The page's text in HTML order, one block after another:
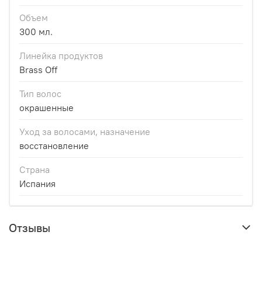
Объем
300 мл.
Линейка продуктов
Brass Off
Тип волос
окрашенные
Уход за волосами, назначение
восстановление
Страна
Испания
Отзывы